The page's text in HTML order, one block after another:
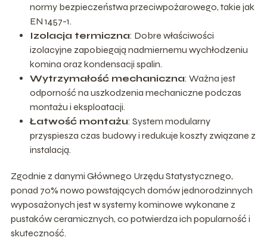
normy bezpieczeństwa przeciwpożarowego, takie jak
EN 1457-1.
Izolacja termiczna: Dobre właściwości
izolacyjne zapobiegają nadmiernemu wychłodzeniu
komina oraz kondensacji spalin.
Wytrzymałość mechaniczna: Ważna jest
odporność na uszkodzenia mechaniczne podczas
montażu i eksploatacji.
Łatwość montażu: System modularny
przyspiesza czas budowy i redukuje koszty związane z
instalacją.
Zgodnie z danymi Głównego Urzędu Statystycznego,
ponad 70% nowo powstających domów jednorodzinnych
wyposażonych jest w systemy kominowe wykonane z
pustaków ceramicznych, co potwierdza ich popularność i
skuteczność.